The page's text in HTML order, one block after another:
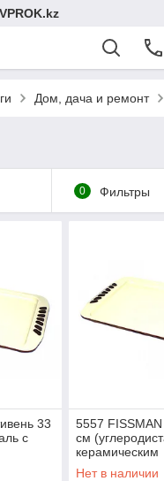
Дом, дача и ремонт
0 Фильтры
33
с
5557
см
керамическим
Нет в наличии